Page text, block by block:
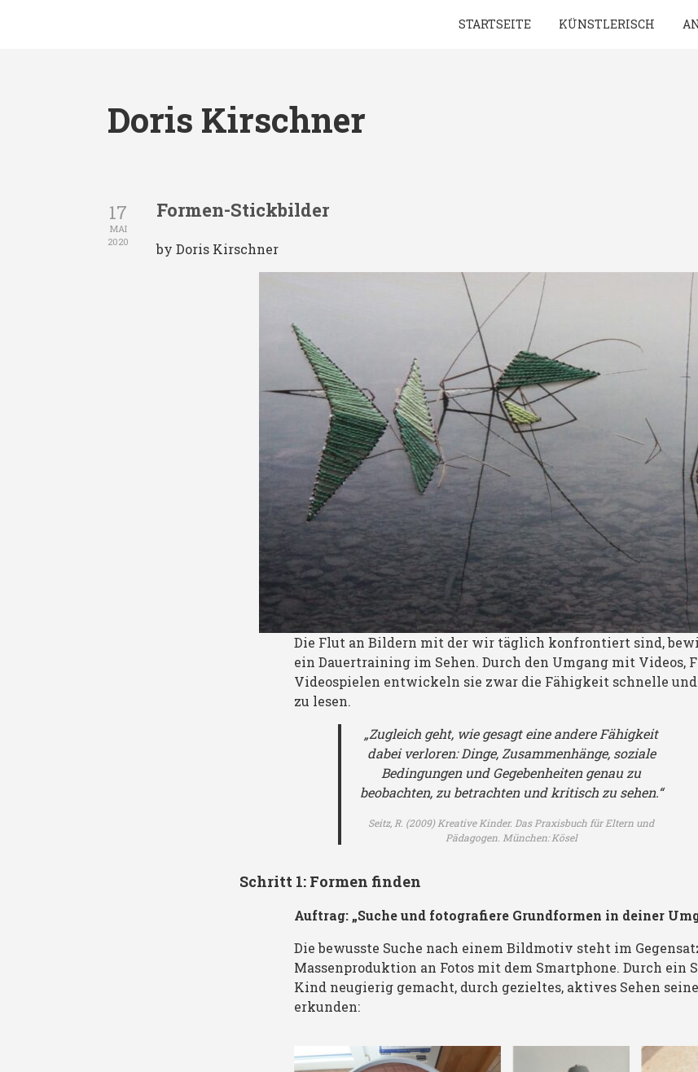
STARTSEITE KÜNSTLERISCH
Doris Kirschner
17
MAI
2020
Formen-Stickbilder
by Doris Kirschner
Die Flut an Bildern mit der wir täglich konfrontiert sind,
ein Dauertraining im Sehen. Durch den Umgang mit Videos,
Videospielen entwickeln sie zwar die Fähigkeit schnelle
zu lesen.
„Zugleich geht, wie gesagt eine andere Fähigkeit
dabei verloren: Dinge, Zusammenhänge, soziale
Bedingungen und Gegebenheiten genau zu
beobachten, zu betrachten und kritisch zu sehen.“
Seitz, R. (2009) Kreative Kinder. Das Praxisbuch für Eltern und
Pädagogen. München: Kösel
Schritt 1: Formen finden
Auftrag: „Suche und fotografiere Grundformen in deiner
Die bewusste Suche nach einem Bildmotiv steht im
Massenproduktion an Fotos mit dem Smartphone. Durch ein
Kind neugierig gemacht, durch gezieltes, aktives Sehen
erkunden:
r-Fund:
Dreiec
k
Schüler-Fund:
Quadrat und
Kreis